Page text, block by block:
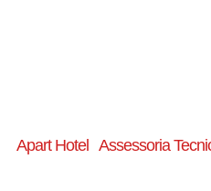
Apart Hotel Assessoria